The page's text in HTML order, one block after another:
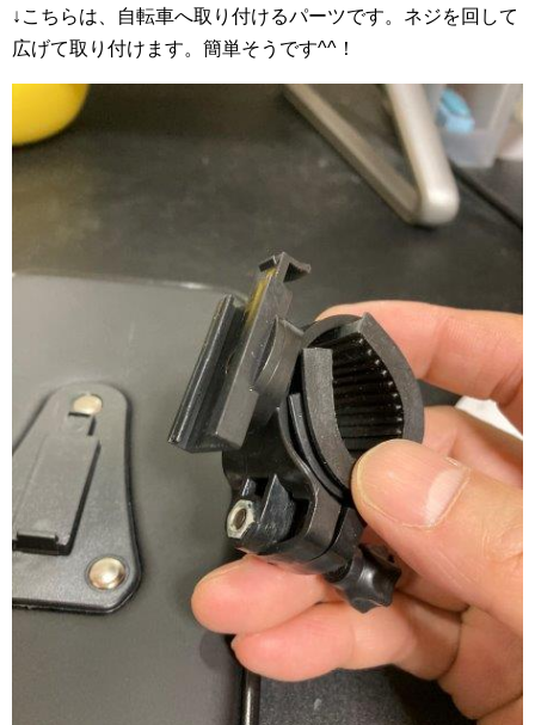
↓こちらは、自転車へ取り付けるパーツです。ネジを回して
広げて取り付けます。簡単そうです^^！